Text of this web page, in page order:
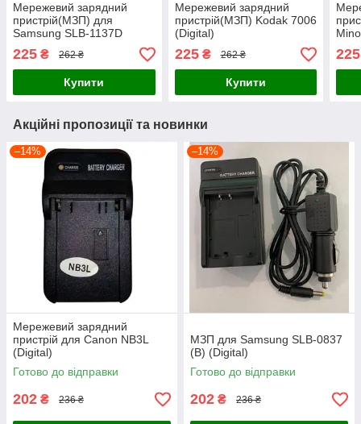
Мережевий зарядний
пристрій(МЗП) для
Samsung SLB-1137D
225 ₴ 262 ₴
Купити
Мережевий зарядний
пристрій(МЗП) Kodak 7006
(Digital)
225₴ 262 ₴
Купити
225
Акційні пропозиції та новинки
–14%
Мережевий зарядний
пристрій для Canon NB3L
(Digital)
Готово до відправки
202 ₴ 236 ₴
–14%
МЗП для Samsung SLB-0837
(B) (Digital)
Готово до відправки
202 ₴ 236 ₴